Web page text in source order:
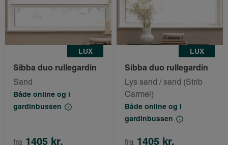
LUX
Sibba duo rullegardin
Sand
Både online og i
gardinbussen
fra 1405 kr.
LUX
Sibba duo rullegardin
Lys sand / sand (Strib
Carmel)
Både online og i
gardinbussen
fra 1405 kr.